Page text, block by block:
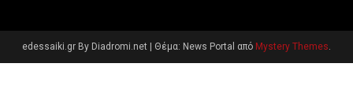
edessaiki.gr By Diadromi.net Θέμα: News Portal από Mystery Themes.